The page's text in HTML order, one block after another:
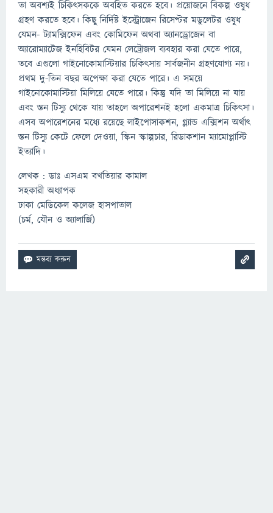
তা অবশ্যই চিকিৎসককে অবহিত করতে হবে। প্রয়োজনে বিকল্প ওষুধ
গ্রহণ করতে হবে। কিছু নির্দিষ্ট ইস্ট্রোজেন রিসেপ্টর মডুলেটর ওষুধ
যেমন- ট্যামক্সিফেন এবং কোমিফেন অথবা অ্যানড্রোজেন বা
অ্যারোম্যাটেজ ইনহিবিটর যেমন লেট্রোজল ব্যবহার করা যেতে পারে,
তবে এগুলো গাইনোকোমাস্টিয়ার চিকিৎসায় সার্বজনীন গ্রহণযোগ্য নয়।
প্রথম দু-তিন বছর অপেক্ষা করা যেতে পারে। এ সময়ে
গাইনোকোমাস্টিয়া মিলিয়ে যেতে পারে। কিন্তু যদি তা মিলিয়ে না যায়
এবং স্তন টিস্যু থেকে যায় তাহলে অপারেশনই হলো একমাত্র চিকিৎসা।
এসব অপারেশনের মধ্যে রয়েছে লাইপোসাকশন, গ্ল্যান্ড এক্সিশন অর্থাৎ
স্তন টিস্যু কেটে ফেলে দেওয়া, স্কিন স্কাল্পচার, রিডাকশান ম্যামোপ্লাস্টি
ইত্যাদি।
লেখক : ডাঃ এসএম বখতিয়ার কামাল
সহকারী অধ্যাপক
ঢাকা মেডিকেল কলেজ হাসপাতাল
(চর্ম, যৌন ও অ্যালার্জি)